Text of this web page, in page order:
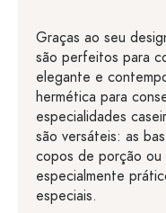
Graças ao seu
são perfeitos para
elegante e
hermética para
especialidades
são versáteis: as
copos de porção
especialmente
especiais.